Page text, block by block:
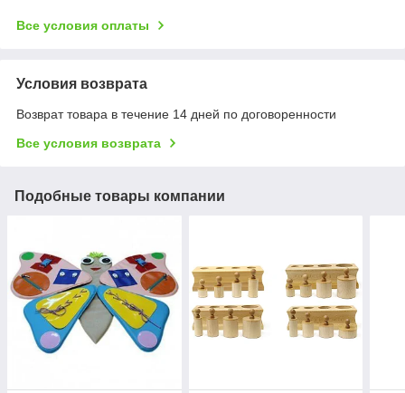
Все условия оплаты
Условия возврата
Возврат товара в течение 14 дней по договоренности
Все условия возврата
Подобные товары компании